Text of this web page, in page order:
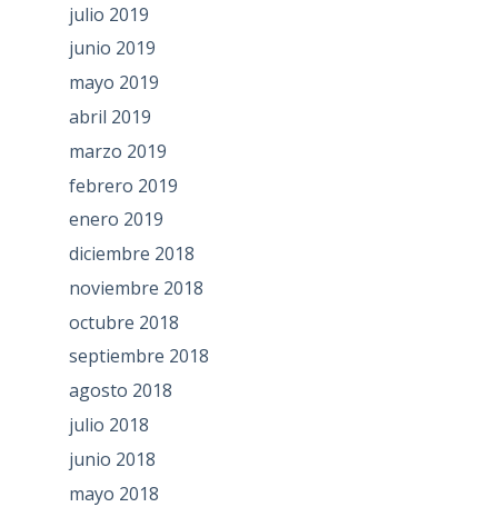
julio 2019
junio 2019
mayo 2019
abril 2019
marzo 2019
febrero 2019
enero 2019
diciembre 2018
noviembre 2018
octubre 2018
septiembre 2018
agosto 2018
julio 2018
junio 2018
mayo 2018